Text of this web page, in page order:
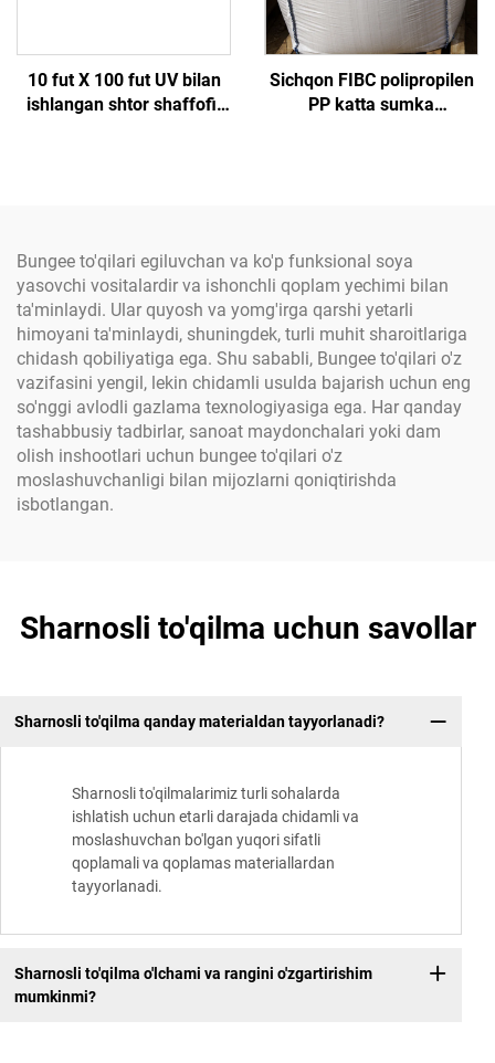
10 fut X 100 fut UV bilan
ishlangan shtor shaffofi,
Sichqon FIBC polipropilen
PP katta sumka
Bungee to'qilari egiluvchan va ko'p funksional soya
yasovchi vositalardir va ishonchli qoplam yechimi bilan
ta'minlaydi. Ular quyosh va yomg'irga qarshi yetarli
himoyani ta'minlaydi, shuningdek, turli muhit sharoitlariga
chidash qobiliyatiga ega. Shu sababli, Bungee to'qilari o'z
vazifasini yengil, lekin chidamli usulda bajarish uchun eng
so'nggi avlodli gazlama texnologiyasiga ega. Har qanday
tashabbusiy tadbirlar, sanoat maydonchalari yoki dam
olish inshootlari uchun bungee to'qilari o'z
moslashuvchanligi bilan mijozlarni qoniqtirishda
isbotlangan.
Sharnosli to'qilma uchun savollar
Sharnosli to'qilma qanday materialdan tayyorlanadi?
Sharnosli to'qilmalarimiz turli sohalarda
ishlatish uchun etarli darajada chidamli va
moslashuvchan bo'lgan yuqori sifatli
qoplamali va qoplamas materiallardan
tayyorlanadi.
Sharnosli to'qilma o'lchami va rangini o'zgartirishim
mumkinmi?